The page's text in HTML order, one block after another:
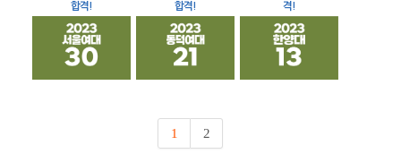
합격!
합격!
격!
1 2